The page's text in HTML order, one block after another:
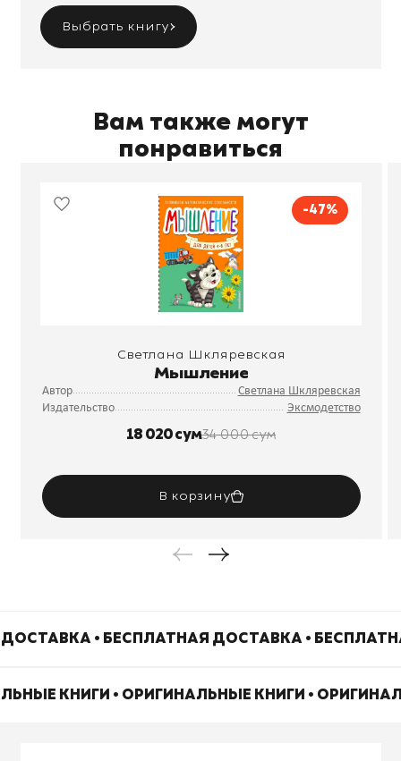
Выбрать книгу
Вам также могут
понравиться
-47%
Светлана Шкляревская
Мышление
Автор
Светлана Шкляревская
Издательство
Эксмодетство
18 020 сум34 000 сум
В корзину
• БЕСПЛАТНАЯ ДОСТАВКА •
КНИГИ • ОРИГИНАЛЬНЫЕ КНИГИ •